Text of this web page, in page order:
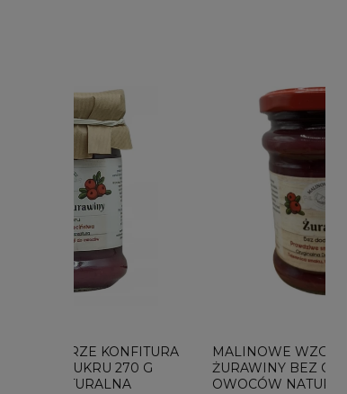
MALINOWE WZGÓRZE DŻEM Z
ŻURAWINY BEZ CUKRU 270 G 97%
OWOCÓW NATURALNY